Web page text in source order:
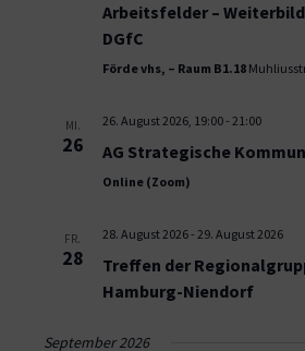
Arbeitsfelder –
DGfC
Förde vhs, – Raum B1.18
MI.
26
26. August 2026, 19:00- 21:00
AG Strategische
Online (Zoom)
FR.
28
28. August 2026- 29. August 2026
Treffen der
Hamburg-Niendorf
September 2026